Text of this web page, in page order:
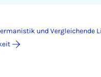
und Vergleichende